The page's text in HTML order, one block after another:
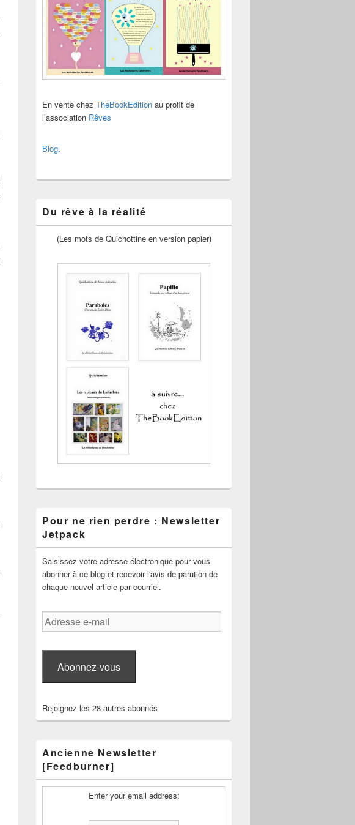
En vente chez TheBookEdition au profit de
l’association Rêves
Blog.
Du rêve à la réalité
(Les mots de Quichottine en version papier)
Pour ne rien perdre : Newsletter
Jetpack
Saisissez votre adresse électronique pour vous
abonner à ce blog et recevoir l'avis de parution de
chaque nouvel article par courriel.
Adresse
e-
Abonnez-vous
Rejoignez les 28 autres abonnés
Ancienne Newsletter
[Feedburner]
Enter your email address: